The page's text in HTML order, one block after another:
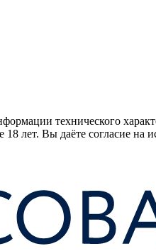
технического
лет. Вы даёте согласие на